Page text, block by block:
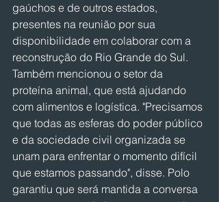
gaúchos e de outros estados,
presentes na reunião por sua
disponibilidade em colaborar com a
reconstrução do Rio Grande do Sul.
Também mencionou o setor da
proteína animal, que está ajudando
com alimentos e logística. "Precisamos
que todas as esferas do poder público
e da sociedade civil organizada se
unam para enfrentar o momento difícil
que estamos passando", disse. Polo
garantiu que será mantida a conversa